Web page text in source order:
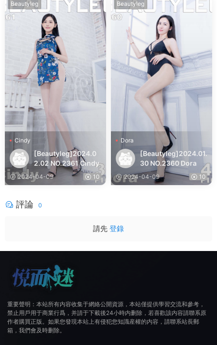
Beautyleg
Cindy
[Beautyleg]2024.0
2.02 NO.2361 Cindy
2024-04-09 10
Beautyleg
Dora
[Beautyleg]2024.01.
30 NO.2360 Dora
2024-04-09 10
評論 0
請先 登錄
重要聲明：本站所有内容收集于網絡公開資源，本站僅提供學習交流和參考，
禁止用戶用于商業行爲，并請于下載後24小時内删除，若喜歡該内容請聯系原
作者購買正版。如果您發現本站上有侵犯您知識産權的内容，請聯系站長郵
箱，我們會及時删除。